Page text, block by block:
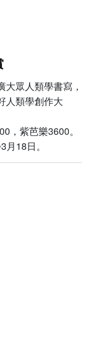
大眾人類學書寫，
人類學創作大
，紫芭樂3600。
18日。